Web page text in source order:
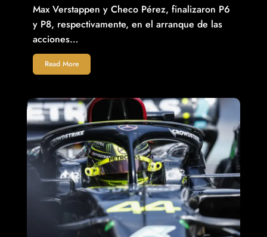
Max Verstappen y Checo Pérez, finalizaron P6
y P8, respectivamente, en el arranque de las
acciones…
Read More